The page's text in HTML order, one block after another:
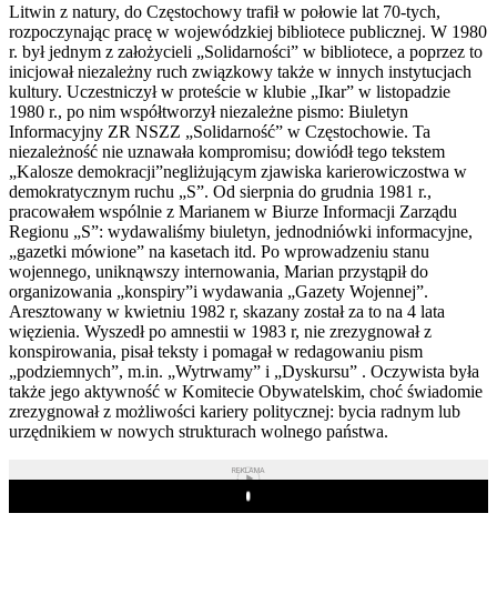
Litwin z natury, do Częstochowy trafił w połowie lat 70-tych,
rozpoczynając pracę w wojewódzkiej bibliotece publicznej. W 1980
r. był jednym z założycieli „Solidarności” w bibliotece, a poprzez to
inicjował niezależny ruch związkowy także w innych instytucjach
kultury. Uczestniczył w proteście w klubie „Ikar” w listopadzie
1980 r., po nim współtworzył niezależne pismo: Biuletyn
Informacyjny ZR NSZZ „Solidarność” w Częstochowie. Ta
niezależność nie uznawała kompromisu; dowiódł tego tekstem
„Kalosze demokracji”negliżującym zjawiska karierowiczostwa w
demokratycznym ruchu „S”. Od sierpnia do grudnia 1981 r.,
pracowałem wspólnie z Marianem w Biurze Informacji Zarządu
Regionu „S”: wydawaliśmy biuletyn, jednodniówki informacyjne,
„gazetki mówione” na kasetach itd. Po wprowadzeniu stanu
wojennego, uniknąwszy internowania, Marian przystąpił do
organizowania „konspiry”i wydawania „Gazety Wojennej”.
Aresztowany w kwietniu 1982 r, skazany został za to na 4 lata
więzienia. Wyszedł po amnestii w 1983 r, nie zrezygnował z
konspirowania, pisał teksty i pomagał w redagowaniu pism
„podziemnych”, m.in. „Wytrwamy” i „Dyskursu” . Oczywista była
także jego aktywność w Komitecie Obywatelskim, choć świadomie
zrezygnował z możliwości kariery politycznej: bycia radnym lub
urzędnikiem w nowych strukturach wolnego państwa.
REKLAMA
Play